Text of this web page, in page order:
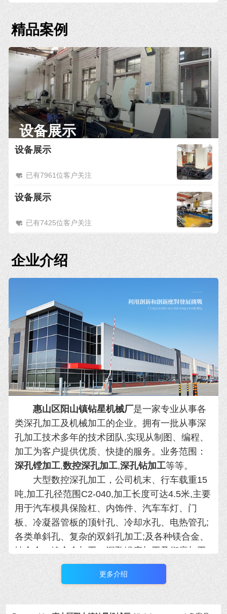
精品案例
设备展示
设备展示
已有7961位客户关注
设备展示
已有7425位客户关注
企业介绍
惠山区阳山镇钻星机械厂是一家专业从事各
类深孔加工及机械加工的企业。拥有一批从事深
孔加工技术多年的技术团队,实现从制图、编程、
加工为客户提供优质、快捷的服务。业务范围：
深孔镗加工,数控深孔加工,深孔钻加工等等。
大型数控深孔加工，公司机末、行车载重15
吨,加工孔径范围C2-040,加工长度可达4.5米,主要
用于汽车模具保险杠、内饰件、汽车车灯、门
板、冷凝器管板的顶针孔、冷却水孔、电热管孔;
各类单斜孔、复杂的双斜孔加工;及各种镁合金、
钛合金、镍合金加工。 深孔镗床加工及衍磨加工:
加工孔径范围435-C 600,加工长度可达6米，C 15
及以上孔单边钻孔可达4米,主要用于煤炭、化
工、工
程机械、船舶、造纸、矿山、冶金等行
业。
更多介绍